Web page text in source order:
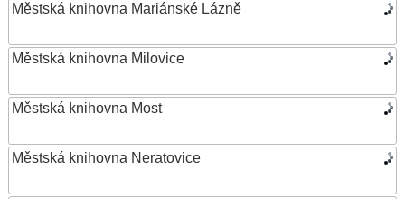
Městská knihovna Mariánské Lázně
Městská knihovna Milovice
Městská knihovna Most
Městská knihovna Neratovice